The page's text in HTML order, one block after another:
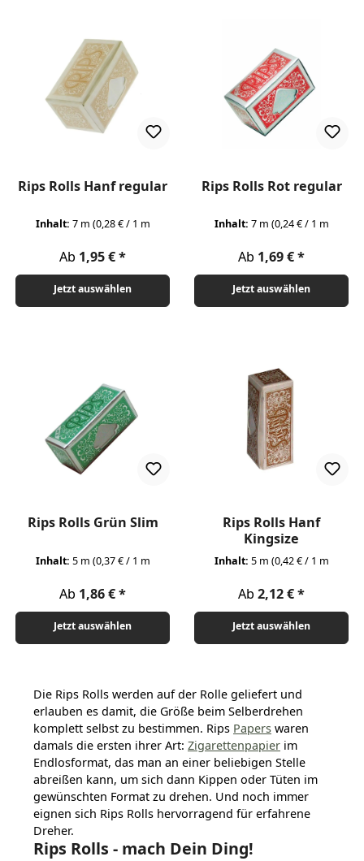
Rips Rolls Hanf regular
Inhalt: 7 m (0,28 € / 1 m
Regulärer Preis:
Ab 1,95 €
Jetzt auswählen
Rips Rolls Rot regular
Inhalt: 7 m (0,24 € / 1 m
Regulärer Preis:
Ab 1,69 €
Jetzt auswählen
Rips Rolls Grün Slim
Inhalt: 5 m (0,37 € / 1 m
Regulärer Preis:
Ab 1,86 €
Jetzt auswählen
Rips Rolls Hanf
Kingsize
Inhalt: 5 m (0,42 € / 1 m
Regulärer Preis:
Ab 2,12 €
Jetzt auswählen
Die Rips Rolls werden auf der Rolle geliefert und
erlauben es damit, die Größe beim Selberdrehen
komplett selbst zu bestimmen. Rips Papers waren
damals die ersten ihrer Art: Zigarettenpapier im
Endlosformat, das man an einer beliebigen Stelle
abreißen kann, um sich dann Kippen oder Tüten im
gewünschten Format zu drehen. Und noch immer
eignen sich Rips Rolls hervorragend für erfahrene
Dreher.
Rips Rolls - mach Dein Ding!